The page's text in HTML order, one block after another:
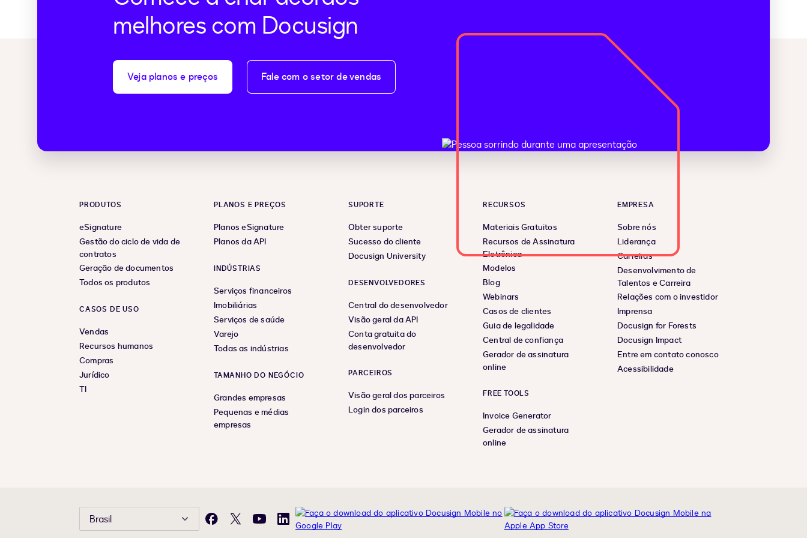
melhores com Docusign
Veja planos e preços Fale com o setor de vendas
PRODUTOS
eSignature
Gestão do ciclo de vida de
contratos
Geração de documentos
Todos os produtos
CASOS DE USO
Vendas
Recursos humanos
Compras
Jurídico
TI
PLANOS E PREÇOS
Planos eSignature
Planos da API
INDÚSTRIAS
Serviços financeiros
Imobiliárias
Serviços de saúde
Varejo
Todas as indústrias
TAMANHO DO NEGÓCIO
Grandes empresas
Pequenas e médias
empresas
SUPORTE
Obter suporte
Sucesso do cliente
Docusign University
DESENVOLVEDORES
Central do desenvolvedor
Visão geral da API
Conta gratuita do
desenvolvedor
PARCEIROS
Visão geral dos parceiros
Login dos parceiros
RECURSOS
Materiais Gratuitos
Recursos de Assinatura
Eletrônica
Modelos
Blog
Webinars
Casos de clientes
Guia de legalidade
Central de confiança
Gerador de assinatura
online
FREE TOOLS
Invoice Generator
Gerador de assinatura
online
EMPRESA
Sobre nós
Liderança
Carreiras
Desenvolvimento de
Talentos e Carreira
Relações com o investidor
Imprensa
Docusign for Forests
Docusign Impact
Entre em contato conosco
Acessibilidade
Brasil Facebook
X YouTubeLinkedIn